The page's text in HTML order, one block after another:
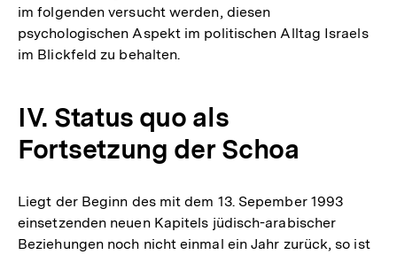
im folgenden versucht werden, diesen
psychologischen Aspekt im politischen Alltag Israels
im Blickfeld zu behalten.
IV. Status quo als
Fortsetzung der Schoa
Liegt der Beginn des mit dem 13. Sepember 1993
einsetzenden neuen Kapitels jüdisch-arabischer
Beziehungen noch nicht einmal ein Jahr zurück, so ist